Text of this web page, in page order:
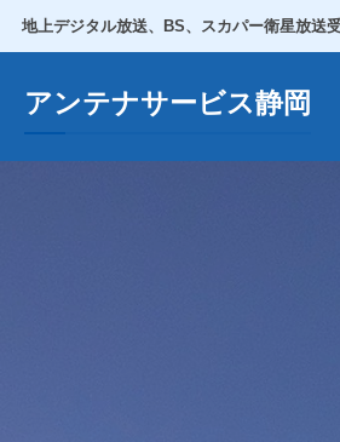
地上デジタル放送、BS、スカパー衛星放送
アンテナサービス静岡